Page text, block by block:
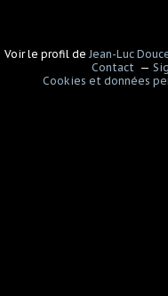
Voir le profil de Jean-Luc
Contact
Cookies et données